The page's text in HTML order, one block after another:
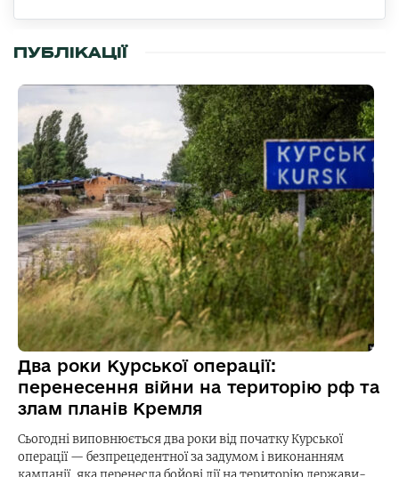
ПУБЛІКАЦІЇ
Два роки Курської операції:
перенесення війни на територію рф та
злам планів Кремля
Сьогодні виповнюється два роки від початку Курської
операції — безпрецедентної за задумом і виконанням